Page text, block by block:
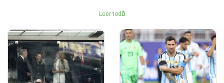
Leer todo